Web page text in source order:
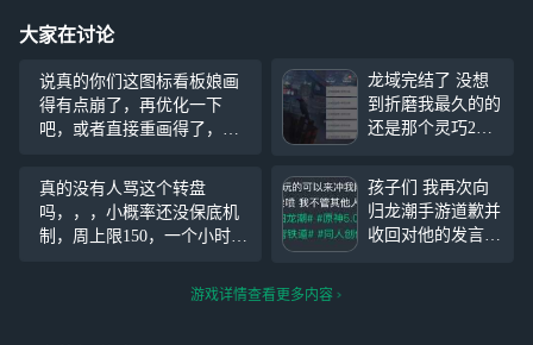
大家在讨论
说真的你们这图标看板娘画
得有点崩了，再优化一下
吧，或者直接重画得了，想
好看的图标是必不可少的
龙域完结了 没想
到折磨我最久的的
还是那个灵巧2
域四反倒比较轻松
以后就养老了 PVP
太劝退了
真的没有人骂这个转盘
吗，，，小概率还没保底机
制，周上限150，一个小时全
皮肤直接有生之年系列是吧
孩子们 我再次向
归龙潮手游道歉并
收回对他的发言
游戏详情查看更多内容